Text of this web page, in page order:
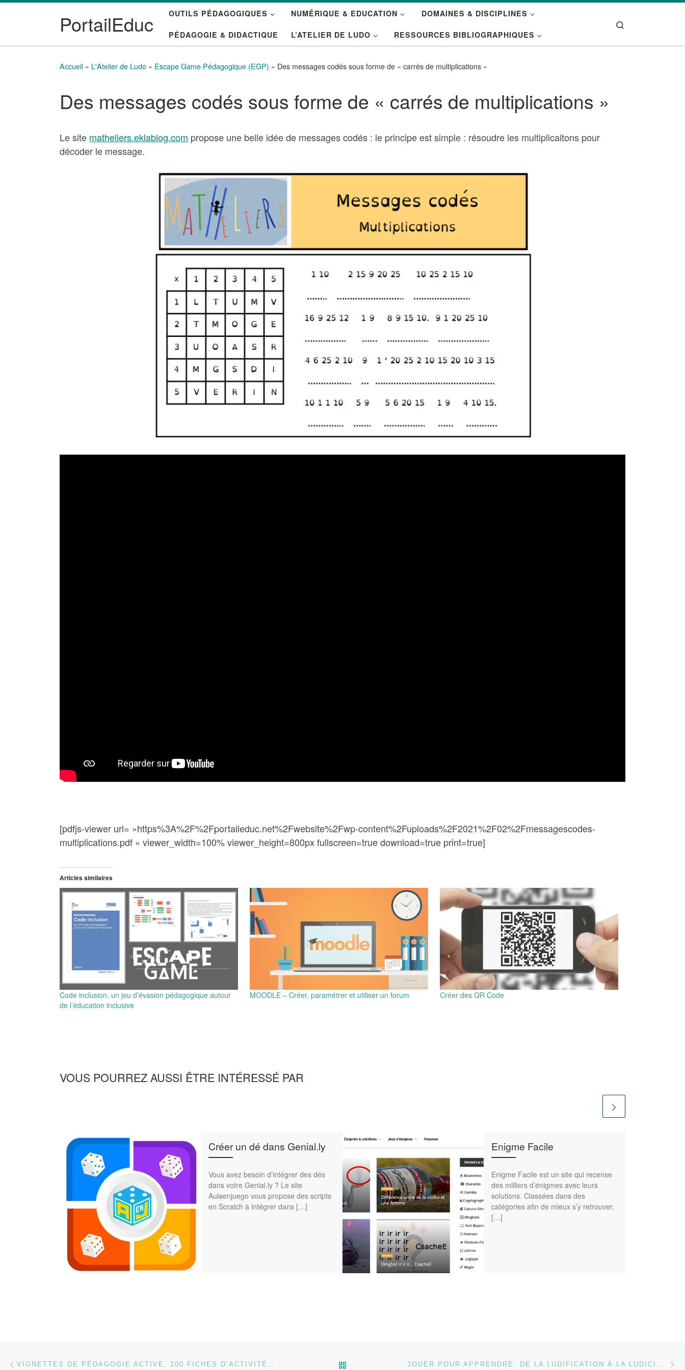
PortailEduc OUTILS PÉDAGOGIQUES NUMÉRIQUE & EDUCATION DOMAINES & DISCIPLINES
PÉDAGOGIE & DIDACTIQUE L’ATELIER DE LUDO RESSOURCES BIBLIOGRAPHIQUES
Accueil » L'Atelier de Ludo » Escape Game Pédagogique (EGP) » Des messages codés sous forme de « carrés de multiplications »
Des messages codés sous forme de « carrés de multiplications »
Le site matheliers.eklablog.com propose une belle idée de messages codés : le principe est simple : résoudre les multiplicaitons pour
décoder le message.
[pdfjs-viewer url= »https%3A%2F%2Fportaileduc.net%2Fwebsite%2Fwp-content%2Fuploads%2F2021%2F02%2Fmessagescodes-
multiplications.pdf » viewer_width=100% viewer_height=800px fullscreen=true download=true print=true]
Articles similaires
Code inclusion, un jeu d’évasion pédagogique autour
de l’éducation inclusive
MOODLE – Créer, paramétrer et utiliser un forum Créer des QR Code
VOUS POURREZ AUSSI ÊTRE INTÉRESSÉ PAR
Créer un dé dans Genial.ly
Vous avez besoin d’intégrer des dés
dans votre Genial.ly ? Le site
Aulaenjuego vous propose des scripts
en Scratch à intégrer dans […]
Enigme Facile
Enigme Facile est un site qui recense
des milliers d’énigmes avec leurs
solutions. Classées dans des
catégories afin de mieux s’y retrouver,
[…]
Parcourir les articles VIGNETTES DE PÉDAGOGIE ACTIVE, 100 FICHES D’ACTIVITÉS PÉDAGOGIQUES RETOUR À LA LISTE DES ARTICLES JOUER POUR APPRENDRE: DE LA LUDIFICATION À LA LUDICISATION